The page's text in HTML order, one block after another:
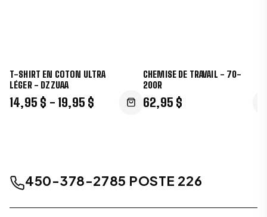
T-SHIRT EN COTON ULTRA
LÉGER - DZZUAA
14,95 $ - 19,95 $
CHEMISE DE TRAVAIL - 70-
200R
62,95 $
450-378-2785 POSTE 226